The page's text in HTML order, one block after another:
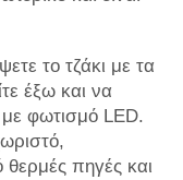
το τζάκι με τα
έξω και να
φωτισμό LED.
πηγές και